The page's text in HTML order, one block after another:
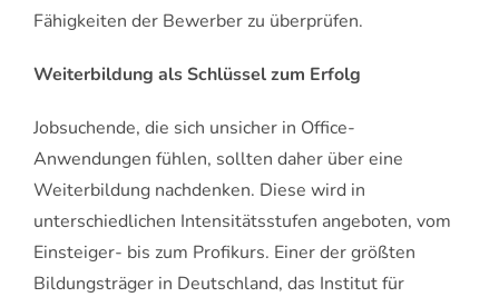
Fähigkeiten der Bewerber zu überprüfen.
Weiterbildung als Schlüssel zum Erfolg
Jobsuchende, die sich unsicher in Office-
Anwendungen fühlen, sollten daher über eine
Weiterbildung nachdenken. Diese wird in
unterschiedlichen Intensitätsstufen angeboten, vom
Einsteiger- bis zum Profikurs. Einer der größten
Bildungsträger in Deutschland, das Institut für